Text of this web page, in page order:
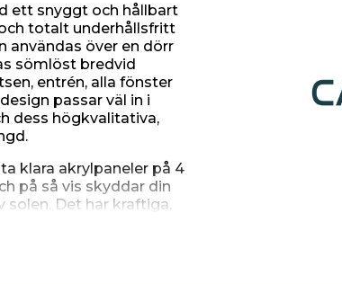
ett snyggt och hållbart
totalt underhållsfritt
användas över en dörr
sömlöst bredvid
entrén, alla fönster
passar väl in i
dess högkvalitativa,
klara akrylpaneler på 4
på så vis skyddar din
solen. Det har kraftiga,
är mycket
samt har testats för